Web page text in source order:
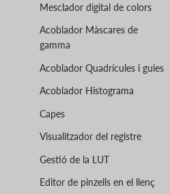
Mesclador digital de colors
Acoblador Màscares de
gamma
Acoblador Quadrícules i guies
Acoblador Histograma
Capes
Visualitzador del registre
Gestió de la LUT
Editor de pinzells en el llenç